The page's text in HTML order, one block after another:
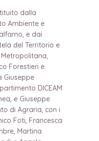
dalla
Ambiente e
e dai
del Territorio e
Forestieri e
Giuseppe
DICEAM
e Giuseppe
di Agraria, con i
Foti, Francesca
Martina